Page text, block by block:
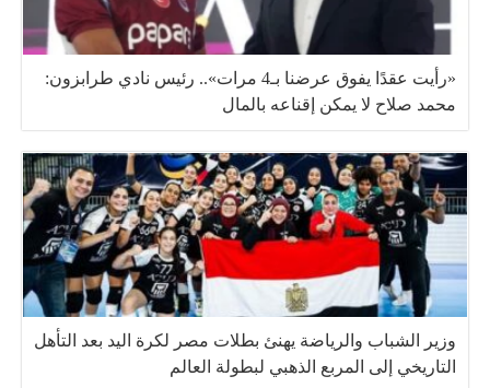
«رأيت عقدًا يفوق عرضنا بـ4 مرات».. رئيس نادي طرابزون:
محمد صلاح لا يمكن إقناعه بالمال
وزير الشباب والرياضة يهنئ بطلات مصر لكرة اليد بعد التأهل
التاريخي إلى المربع الذهبي لبطولة العالم